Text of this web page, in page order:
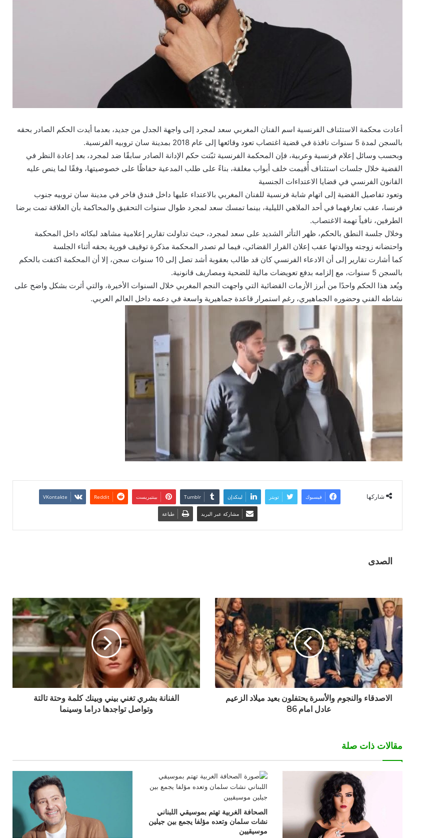
أعادت محكمة الاستئناف الفرنسية اسم الفنان المغربي سعد لمجرد إلى واجهة الجدل من جديد، بعدما أيدت الحكم الصادر بحقه
بالسجن لمدة 5 سنوات نافذة في قضية اغتصاب تعود وقائعها إلى عام 2018 بمدينة سان تروبيه الفرنسية.
وبحسب وسائل إعلام فرنسية وعربية، فإن المحكمة الفرنسية ثبّتت حكم الإدانة الصادر سابقًا ضد لمجرد، بعد إعادة النظر في
القضية خلال جلسات استئناف أُقيمت خلف أبواب مغلقة، بناءً على طلب المدعية حفاظًا على خصوصيتها، وفقًا لما ينص عليه
القانون الفرنسي في قضايا الاعتداءات الجنسية
وتعود تفاصيل القضية إلى اتهام شابة فرنسية للفنان المغربي بالاعتداء عليها داخل فندق فاخر في مدينة سان تروبيه جنوب
فرنسا، عقب تعارفهما في أحد الملاهي الليلية، بينما تمسك سعد لمجرد طوال سنوات التحقيق والمحاكمة بأن العلاقة تمت برضا
الطرفين، نافياً تهمة الاغتصاب.
وخلال جلسة النطق بالحكم، ظهر التأثر الشديد على سعد لمجرد، حيث تداولت تقارير إعلامية مشاهد لبكائه داخل المحكمة
واحتضانه زوجته ووالدتها عقب إعلان القرار القضائي، فيما لم تصدر المحكمة مذكرة توقيف فورية بحقه أثناء الجلسة
كما أشارت تقارير إلى أن الادعاء الفرنسي كان قد طالب بعقوبة أشد تصل إلى 10 سنوات سجن، إلا أن المحكمة اكتفت بالحكم
بالسجن 5 سنوات، مع إلزامه بدفع تعويضات مالية للضحية ومصاريف قانونية.
ويُعد هذا الحكم واحدًا من أبرز الأزمات القضائية التي واجهت النجم المغربي خلال السنوات الأخيرة، والتي أثرت بشكل واضح على
نشاطه الفني وحضوره الجماهيري، رغم استمرار قاعدة جماهيرية واسعة في دعمه داخل العالم العربي.
شاركها فيسبوك تويتر لينكدإن بينتيريست
مشاركة عبر البريد طباعة
الصدى
الاصدقاء والنجوم والأسرة يحتفلون بعيد ميلاد الزعيم
عادل امام 86
الفنانة بشري تغني بيني وبينك كلمة وحتة تالتة
وتواصل تواجدها دراما وسينما
مقالات ذات صلة
الصحافة الغربية تهتم بموسيقي اللبناني
نشات سلمان وتعده مؤلفا يجمع بين جيلين
موسيقيين